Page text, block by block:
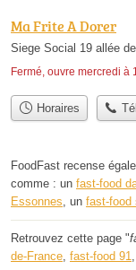
Ma Frite A Dorer
Siege Social 19 allée
Fermé, ouvre mercredi à
Horaires
FoodFast recense
comme : un fast-food
Essonnes , un fast-food
Retrouvez cette page "
de-France fast-food 91